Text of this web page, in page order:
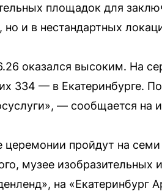
площадок для
но и в нестандартных
оказался высоким. На
334 — в Екатеринбурге.
— сообщается на
церемонии пройдут на
музее изобразительных
на «Екатеринбург